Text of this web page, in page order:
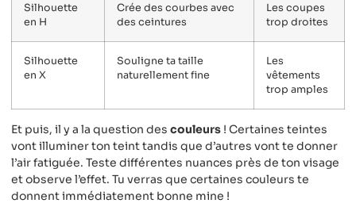
Silhouette
en H
Crée des courbes avec
des ceintures
Les coupes
trop droites
Silhouette
en X
Souligne ta taille
naturellement fine
Les
vêtements
trop amples
Et puis, il y a la question des couleurs ! Certaines teintes
vont illuminer ton teint tandis que d’autres vont te donner
l’air fatiguée. Teste différentes nuances près de ton visage
et observe l’effet. Tu verras que certaines couleurs te
donnent immédiatement bonne mine !